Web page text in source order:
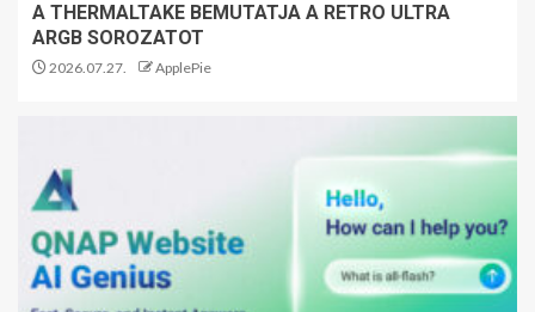
A THERMALTAKE BEMUTATJA A RETRO ULTRA
ARGB SOROZATOT
2026.07.27. ApplePie